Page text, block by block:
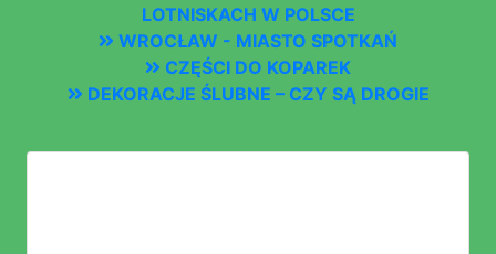
LOTNISKACH W POLSCE
WROCŁAW - MIASTO SPOTKAŃ
CZĘŚCI DO KOPAREK
DEKORACJE ŚLUBNE – CZY SĄ DROGIE